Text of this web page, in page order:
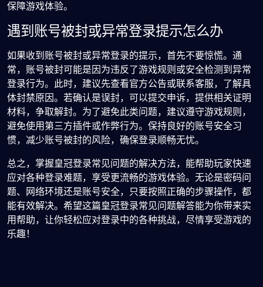
保障游戏体验。
遇到账号被封或异常登录提示怎么办
如果收到账号被封或异常登录的提示，首先不要惊慌。通
常，账号被封可能是因为违反了游戏规则或安全检测到异常
登录行为。此时，建议先查看官方公告或联系客服，了解具
体封禁原因。若确认是误封，可以提交申诉，提供相关证明
材料，争取解封。为了避免此类问题，建议遵守游戏规则，
避免使用第三方插件或作弊行为。保持良好的账号安全习
惯，减少账号被封的风险，确保登录顺畅无忧。
总之，掌握皇冠登录常见问题的解决方法，能帮助玩家快速
应对各种登录难题，享受更流畅的游戏体验。无论是密码问
题、网络环境还是账号安全，只要按照正确的步骤操作，都
能有效解决。希望这篇皇冠登录常见问题解答能为你带来实
用帮助，让你轻松应对登录中的各种挑战，尽情享受游戏的
乐趣！